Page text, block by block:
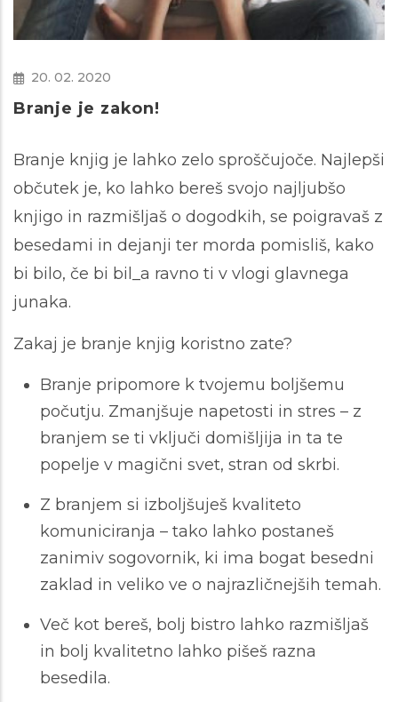
20. 02. 2020
Branje je zakon!
Branje knjig je lahko zelo sproščujoče. Najlepši
občutek je, ko lahko bereš svojo najljubšo
knjigo in razmišljaš o dogodkih, se poigravaš z
besedami in dejanji ter morda pomisliš, kako
bi bilo, če bi bil_a ravno ti v vlogi glavnega
junaka.
Zakaj je branje knjig koristno zate?
Branje pripomore k tvojemu boljšemu
počutju. Zmanjšuje napetosti in stres – z
branjem se ti vključi domišljija in ta te
popelje v magični svet, stran od skrbi.
Z branjem si izboljšuješ kvaliteto
komuniciranja – tako lahko postaneš
zanimiv sogovornik, ki ima bogat besedni
zaklad in veliko ve o najrazličnejših temah.
Več kot bereš, bolj bistro lahko razmišljaš
in bolj kvalitetno lahko pišeš razna
besedila.